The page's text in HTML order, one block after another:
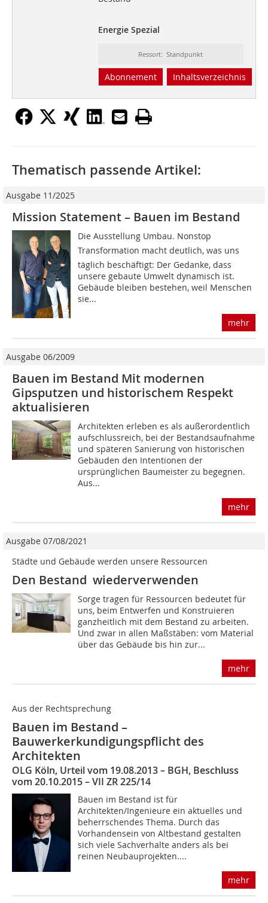
Energie Spezial
Ressort: Standpunkt
Abonnement Inhaltsverzeichnis
Thematisch passende Artikel:
Ausgabe 11/2025
Mission Statement – Bauen im Bestand
Die Ausstellung Umbau. Nonstop
Transformation macht deutlich, was uns
täglich beschäftigt: Der Gedanke, dass
unsere gebaute Umwelt dynamisch ist.
Gebäude bleiben bestehen, weil Menschen
sie...
mehr
Ausgabe 06/2009
Bauen im Bestand Mit modernen
Gipsputzen und historischem Respekt
aktualisieren
Architekten erleben es als außerordentlich
aufschlussreich, bei der Bestandsaufnahme
und späteren Sanierung von historischen
Gebäuden den Intentionen der
ursprünglichen Baumeister zu begegnen.
Aus...
mehr
Ausgabe 07/08/2021
Städte und Gebäude werden unsere Ressourcen
Den Bestand wiederverwenden
Sorge tragen für Ressourcen bedeutet für
uns, beim Entwerfen und Konstruieren
ganzheitlich mit dem Bestand zu arbeiten.
Und zwar in allen Maßstäben: vom Material
über das Gebäude bis hin zur...
mehr
Aus der Rechtsprechung
Bauen im Bestand –
Bauwerkerkundigungspflicht des
Architekten
OLG Köln, Urteil vom 19.08.2013 – BGH, Beschluss
vom 20.10.2015 – VII ZR 225/14
Bauen im Bestand ist für
Architekten/Ingenieure ein aktuelles und
beherrschendes Thema. Durch das
Vorhandensein von Altbestand gestalten
sich viele Sachverhalte anders als bei
reinen Neubauprojekten....
mehr